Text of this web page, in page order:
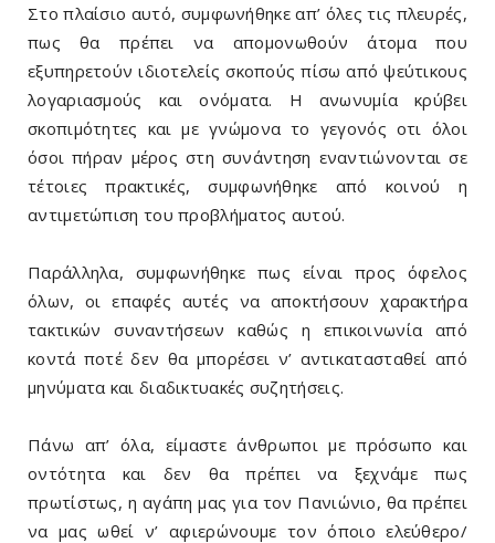
Στο πλαίσιο αυτό, συμφωνήθηκε απ’ όλες τις πλευρές,
πως θα πρέπει να απομονωθούν άτομα που
εξυπηρετούν ιδιοτελείς σκοπούς πίσω από ψεύτικους
λογαριασμούς και ονόματα. Η ανωνυμία κρύβει
σκοπιμότητες και με γνώμονα το γεγονός οτι όλοι
όσοι πήραν μέρος στη συνάντηση εναντιώνονται σε
τέτοιες πρακτικές, συμφωνήθηκε από κοινού η
αντιμετώπιση του προβλήματος αυτού.
Παράλληλα, συμφωνήθηκε πως είναι προς όφελος
όλων, οι επαφές αυτές να αποκτήσουν χαρακτήρα
τακτικών συναντήσεων καθώς η επικοινωνία από
κοντά ποτέ δεν θα μπορέσει ν’ αντικατασταθεί από
μηνύματα και διαδικτυακές συζητήσεις.
Πάνω απ’ όλα, είμαστε άνθρωποι με πρόσωπο και
οντότητα και δεν θα πρέπει να ξεχνάμε πως
πρωτίστως, η αγάπη μας για τον Πανιώνιο, θα πρέπει
να μας ωθεί ν’ αφιερώνουμε τον όποιο ελεύθερο/